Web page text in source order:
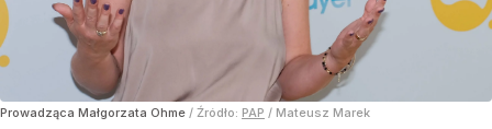
Prowadząca Małgorzata Ohme / Źródło: PAP / Mateusz Marek